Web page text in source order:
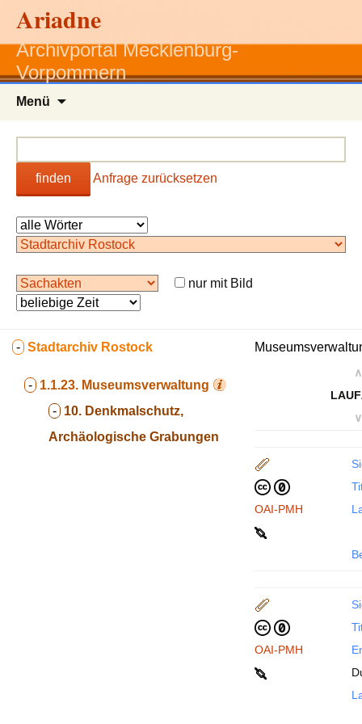
Ariadne
Archivportal Mecklenburg-
Vorpommern
Menü
finden Anfrage zurücksetzen
nur mit Bild
- Stadtarchiv Rostock
- 1.1.23. Museumsverwaltung
- 10. Denkmalschutz,
Archäologische Grabungen
∧
∨
OAI-PMH
OAI-PMH